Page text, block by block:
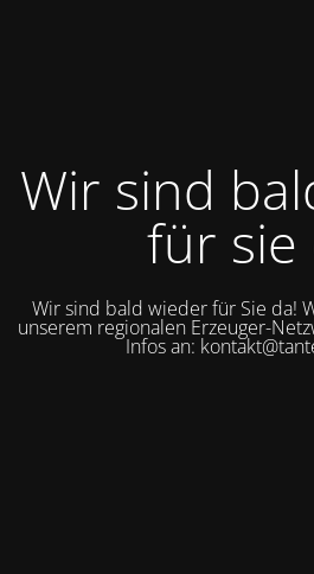
Wir sind
für sie
Wir sind bald wieder für Sie da!
unserem regionalen Erzeuger-
Infos an: